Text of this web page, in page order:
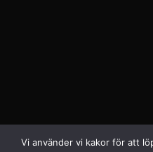
Vi använder vi kakor för att